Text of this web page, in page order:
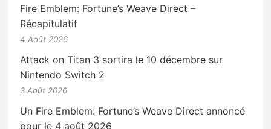
Fire Emblem: Fortune’s Weave Direct –
Récapitulatif
4 Août 2026
Attack on Titan 3 sortira le 10 décembre sur
Nintendo Switch 2
3 Août 2026
Un Fire Emblem: Fortune’s Weave Direct annoncé
pour le 4 août 2026